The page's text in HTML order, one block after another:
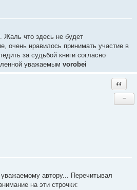
Жаль что здесь не будет
очень нравилось принимать участие в
за судьбой книги согласно
уважаемым vorobei
−
автору... Перечитывал
на эти строчки: